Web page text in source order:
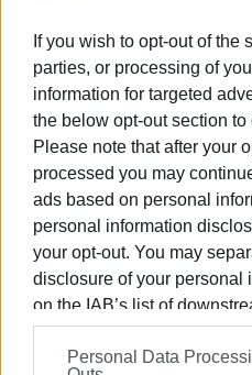
If you wish to opt-out of the
parties, or processing of
information for targeted
the below opt-out section
Please note that after your
processed you may
ads based on personal
personal information
your opt-out. You may
disclosure of your personal
on the IAB’s list of
information may also be
on theIAB’s List of
Personal Data
ψήφισμα προκειμένου να
συμβούλιο της 22/23
αίτημα για παραχώρηση
στις τοπικές αρχές.
Ο περιφερειάρχης όμως
πρώην περιφερειάρχη
παρατάξεις τους και
που προς τιμή τους
Συσπείρωση» και «Μένουμε
των εργασιών επισκευής